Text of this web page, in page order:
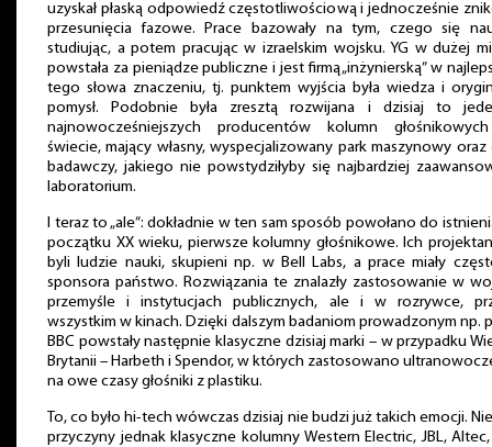
uzyskał płaską odpowiedź częstotliwościową i jednocześnie
przesunięcia fazowe. Prace bazowały na tym, czego się
studiując, a potem pracując w izraelskim wojsku. YG w dużej
powstała za pieniądze publiczne i jest firmą „inżynierską” w
tego słowa znaczeniu, tj. punktem wyjścia była wiedza i
pomysł. Podobnie była zresztą rozwijana i dzisiaj to
najnowocześniejszych producentów kolumn
świecie, mający własny, wyspecjalizowany park maszynowy oraz
badawczy, jakiego nie powstydziłyby się najbardziej
laboratorium.
I teraz to „ale”: dokładnie w ten sam sposób powołano do
początku XX wieku, pierwsze kolumny głośnikowe. Ich
byli ludzie nauki, skupieni np. w Bell Labs, a prace miały
sponsora państwo. Rozwiązania te znalazły zastosowanie w
przemyśle i instytucjach publicznych, ale i w rozrywce,
wszystkim w kinach. Dzięki dalszym badaniom prowadzonym np.
BBC powstały następnie klasyczne dzisiaj marki – w przypadku
Brytanii – Harbeth i Spendor, w których zastosowano
na owe czasy głośniki z plastiku.
To, co było hi-tech wówczas dzisiaj nie budzi już takich emocji.
przyczyny jednak klasyczne kolumny Western Electric, JBL, Altec,